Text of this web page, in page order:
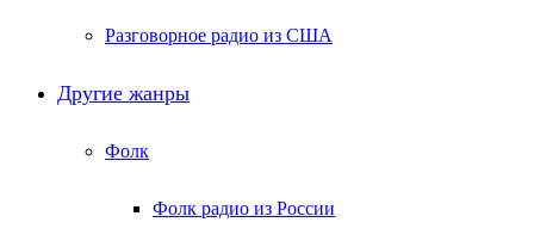
Разговорное радио из США
Другие жанры
Фолк
Фолк радио из России